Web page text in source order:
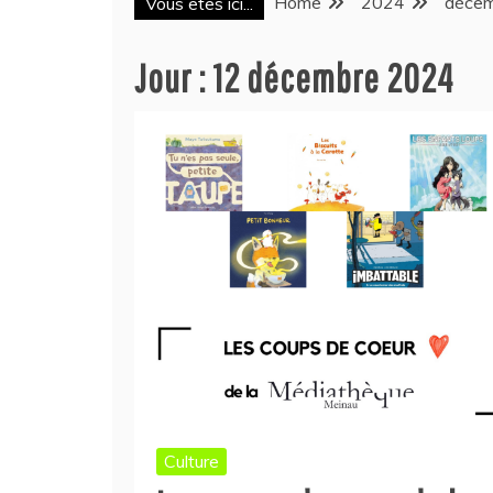
Jour :12 décembre 2024
Culture